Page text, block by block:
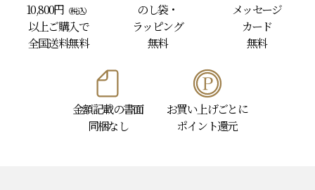
10,800円 （税込）
以上ご購入で
全国送料無料
のし袋・
ラッピング
無料
メッセージ
カード
無料
金額記載の書面
同梱なし
お買い上げごとに
ポイント還元